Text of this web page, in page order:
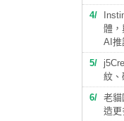
4
體，
AI推
5
紋、
6
老貓
造更